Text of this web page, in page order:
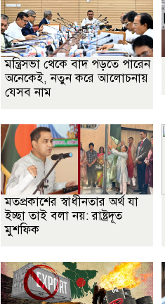
মন্ত্রিসভা থেকে বাদ পড়তে পারেন
অনেকেই, নতুন করে আলোচনায়
যেসব নাম
মতপ্রকাশের স্বাধীনতার অর্থ যা
ইচ্ছা তাই বলা নয়: রাষ্ট্রদূত
মুশফিক